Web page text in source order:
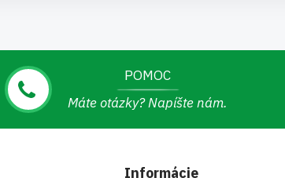
POMOC
Máte otázky? Napíšte nám.
Informácie